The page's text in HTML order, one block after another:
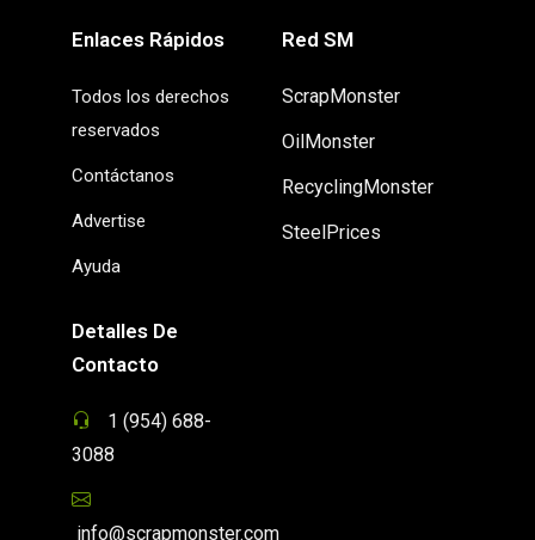
Enlaces Rápidos
Todos los derechos
reservados
Contáctanos
Advertise
Ayuda
Red SM
ScrapMonster
OilMonster
RecyclingMonster
SteelPrices
Detalles De
Contacto
1 (954) 688-
3088
info@scrapmonster.com